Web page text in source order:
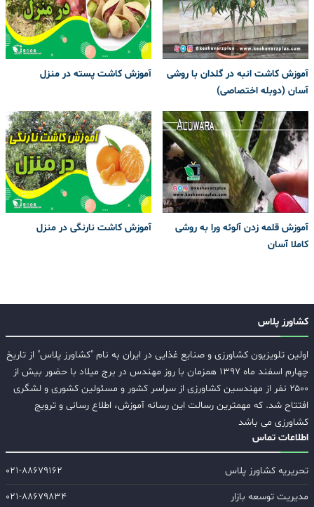
آموزش کاشت انبه در گلدان با روشی
آسان (دوبله اختصاصی)
آموزش کاشت پسته در منزل
آموزش قلمه زدن آلوئه ورا به روشی
کاملا آسان
آموزش کاشت نارنگی در منزل
کشاورز پلاس
اولین تلویزیون کشاورزی و صنایع غذایی در ایران به نام "کشاورز پلاس" از تاریخ
چهارم اسفند ماه ۱۳۹۷ همزمان با روز مهندس در برج میلاد با حضور بیش از
۲۵۰۰ نفر از مهندسین کشاورزی از سراسر کشور و مسئولین کشوری و لشگری
افتتاح شد. که مهمترین رسالت این رسانه آموزش، اطلاع رسانی و ترویج
کشاورزی می باشد
اطلاعات تماس
تحریریه کشاورز پلاس
۰۲۱-۸۸۶۷۹۱۶۲
مدیریت توسعه بازار
۰۲۱-۸۸۶۷۹۸۳۴